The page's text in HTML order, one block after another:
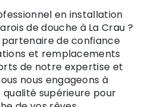
en installation
de douche à La Crau ?
de confiance
et remplacements
de notre expertise et
nous engageons à
supérieure pour